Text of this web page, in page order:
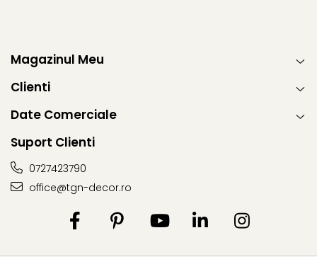
Magazinul Meu
Clienti
Date Comerciale
Suport Clienti
0727423790
office@tgn-decor.ro